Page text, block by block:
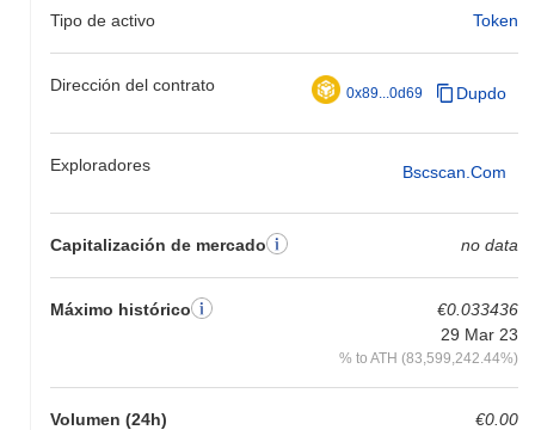
Tipo de activo Token
Dirección del contrato 0x89...0d69 Dupdo
Exploradores Bscscan.com
Capitalización de mercado no data
Máximo histórico
€0.033436
29 Mar 23
% to ATH (83,599,242.44%)
Volumen (24h) €0.00